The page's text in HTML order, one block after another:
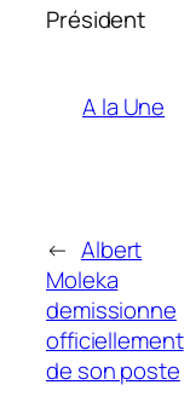
Président
A la Une
← Albert
Moleka
demissionne
officiellement
de son poste